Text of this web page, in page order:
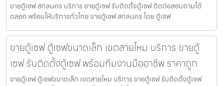
ขายตู้เซฟ สกลนคร บริการ ขายตู้เซฟ รับติดตั้งตู้เซฟ ติดต่อสอบถามได้
ตลอด พร้อมให้บริการทั่วไทย ขายตู้เซฟ สกลนคร โดย ตู้เซฟ
ขายตู้เซฟ ตู้เซฟขนาดเล็ก เขตสายไหม บริการ ขายตู้
เซฟ รับติดตั้งตู้เซฟ พร้อมทีมงานมืออาชีพ ราคาถูก
ขายตู้เซฟ ตู้เซฟขนาดเล็ก เขตสายไหม บริการ ขายตู้เซฟ รับติดตั้งตู้เซฟ